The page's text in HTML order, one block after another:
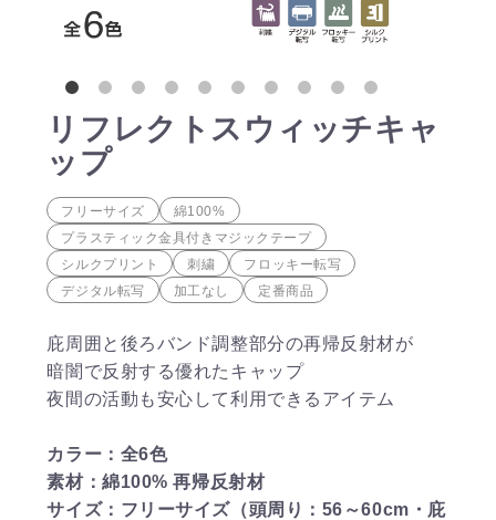
リフレクトスウィッチキャ
ップ
フリーサイズ
綿100%
プラスティック金具付きマジックテープ
シルクプリント
刺繍
フロッキー転写
デジタル転写
加工なし 定番商品
庇周囲と後ろバンド調整部分の再帰反射材が
暗闇で反射する優れたキャップ
夜間の活動も安心して利用できるアイテム
カラー：全6色
素材：綿100% 再帰反射材
サイズ：フリーサイズ（頭周り：56～60cm・庇